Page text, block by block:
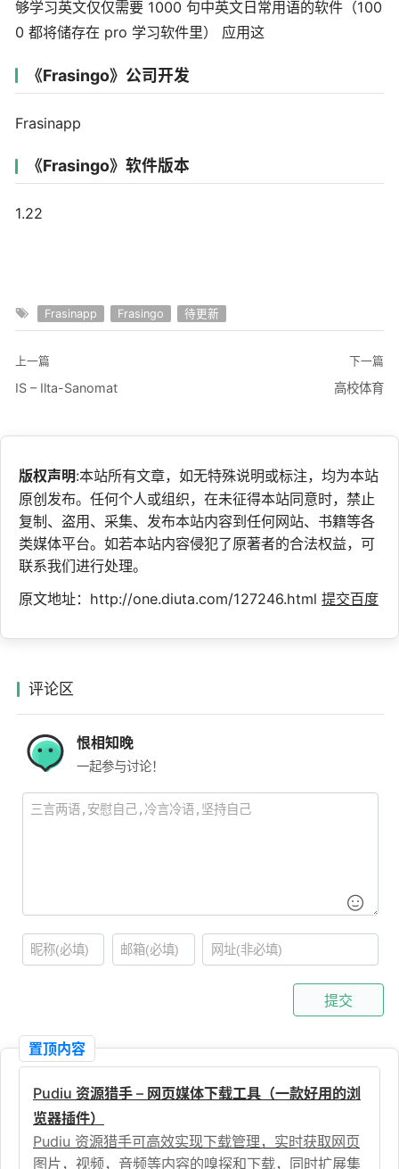
够学习英文仅仅需要 1000 句中英文日常用语的软件（100
0 都将储存在 pro 学习软件里） 应用这
《Frasingo》公司开发
Frasinapp
《Frasingo》软件版本
1.22
Frasinapp Frasingo 待更新
上一篇
IS – Ilta-Sanomat
下一篇
高校体育
版权声明:本站所有文章，如无特殊说明或标注，均为本站
原创发布。任何个人或组织，在未征得本站同意时，禁止
复制、盗用、采集、发布本站内容到任何网站、书籍等各
类媒体平台。如若本站内容侵犯了原著者的合法权益，可
联系我们进行处理。
原文地址：http://one.diuta.com/127246.html 提交百度
评论区
恨相知晚
一起参与讨论！
提交
置顶内容
Pudiu 资源猎手 – 网页媒体下载工具（一款好用的浏
览器插件）
Pudiu 资源猎手可高效实现下载管理，实时获取网页
图片，视频，音频等内容的嗅探和下载，同时扩展集